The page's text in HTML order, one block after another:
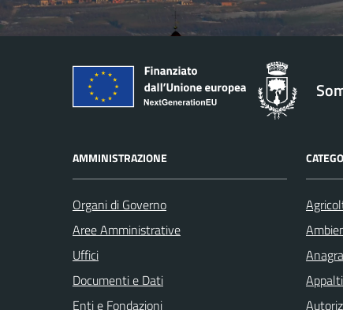
AMMINISTRAZIONE
Organi di Governo
Aree Amministrative
Uffici
Documenti e Dati
Enti e Fondazioni